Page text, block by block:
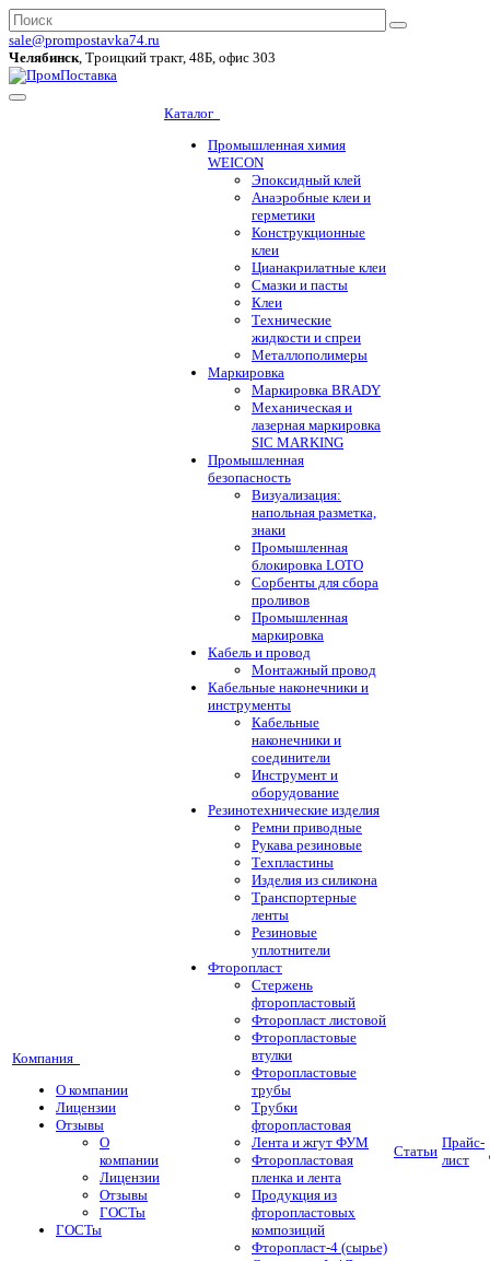
sale@prompostavka74.ru
Челябинск, Троицкий тракт, 48Б, офис 303
Компания
О компании
Лицензии
Отзывы
О
компании
Лицензии
Отзывы
ГОСТы
ГОСТы
Каталог
Промышленная химия
WEICON
Эпоксидный клей
Анаэробные клеи и
герметики
Конструкционные
клеи
Цианакрилатные клеи
Смазки и пасты
Клеи
Технические
жидкости и спреи
Металлополимеры
Маркировка
Маркировка BRADY
Механическая и
лазерная маркировка
SIC MARKING
Промышленная
безопасность
Визуализация:
напольная разметка,
знаки
Промышленная
блокировка LOTO
Сорбенты для сбора
проливов
Промышленная
маркировка
Кабель и провод
Монтажный провод
Кабельные наконечники и
инструменты
Кабельные
наконечники и
соединители
Инструмент и
оборудование
Резинотехнические изделия
Ремни приводные
Рукава резиновые
Техпластины
Изделия из силикона
Транспортерные
ленты
Резиновые
уплотнители
Фторопласт
Стержень
фторопластовый
Фторопласт листовой
Фторопластовые
втулки
Фторопластовые
трубы
Трубки
фторопластовая
Лента и жгут ФУМ
Фторопластовая
пленка и лента
Продукция из
фторопластовых
композиций
Фторопласт-4 (сырье)
Статьи
Прайс-
лист